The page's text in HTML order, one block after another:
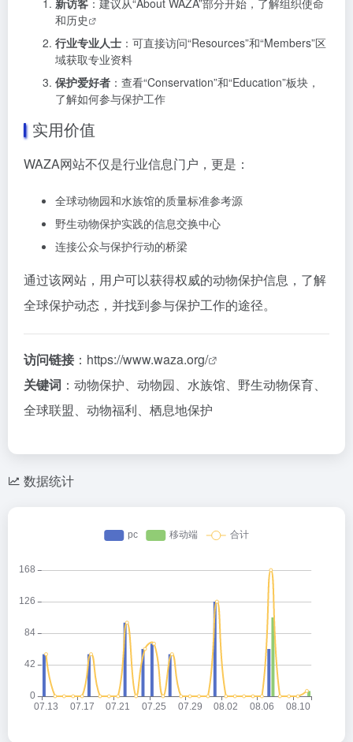
新访客 ：建议从“About WAZA”部分开始，了解组织使命
和历史
行业专业人士 ：可直接访问“Resources”和“Members”区
域获取专业资料
保护爱好者 ：查看“Conservation”和“Education”板块，
了解如何参与保护工作
实用价值
WAZA网站不仅是行业信息门户，更是：
全球动物园和水族馆的质量标准参考源
野生动物保护实践的信息交换中心
连接公众与保护行动的桥梁
通过该网站，用户可以获得权威的动物保护信息，了解
全球保护动态，并找到参与保护工作的途径。
访问链接 ： https://www.waza.org/
关键词 ：动物保护、动物园、水族馆、野生动物保育、
全球联盟、动物福利、栖息地保护
数据统计